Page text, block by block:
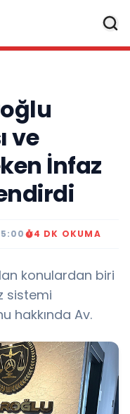
ve
İnfaz
4 DK OKUMA
konulardan biri
sistemi
hakkında Av.